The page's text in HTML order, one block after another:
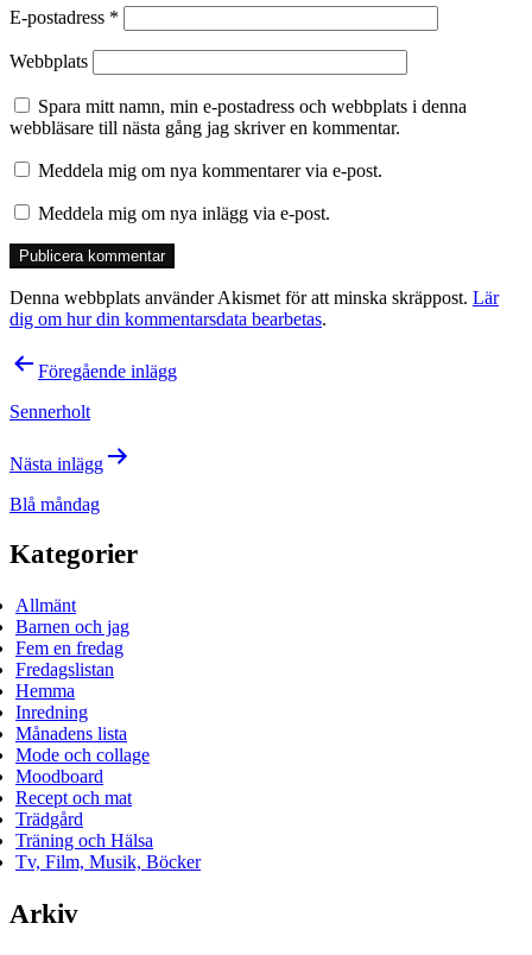
E-postadress *
Webbplats
Spara mitt namn, min e-postadress och webbplats i denna
webbläsare till nästa gång jag skriver en kommentar.
Meddela mig om nya kommentarer via e-post.
Meddela mig om nya inlägg via e-post.
Denna webbplats använder Akismet för att minska skräppost. Lär
dig om hur din kommentarsdata bearbetas.
Inläggsnavigering
Föregående inlägg
Sennerholt
Nästa inlägg
Blå måndag
Kategorier
Allmänt
Barnen och jag
Fem en fredag
Fredagslistan
Hemma
Inredning
Månadens lista
Mode och collage
Moodboard
Recept och mat
Trädgård
Träning och Hälsa
Tv, Film, Musik, Böcker
Arkiv